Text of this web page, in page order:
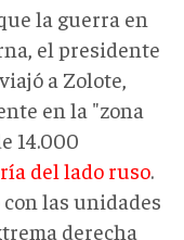
la guerra en
el presidente
a Zolote,
en la "zona
14.000
del lado ruso.
las unidades
derecha